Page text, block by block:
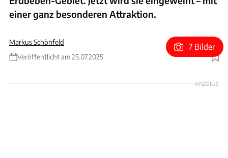
einer ganz besonderen Attraktion.
Markus Schönfeld
Veröffentlicht am 25.07.2025
Foto: Guizhou
7 Bilder
ANZEIGE